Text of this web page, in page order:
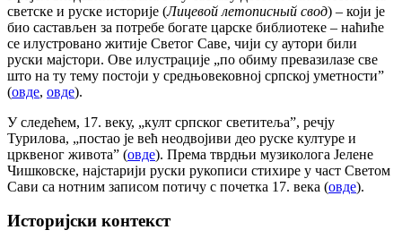
светске и руске историје (Лицевой летописный свод) – који је
био састављен за потребе богате царске библиотеке – наћиће
се илустровано житије Светог Саве, чији су аутори били
руски мајстори. Ове илустрације „по обиму превазилазе све
што на ту тему постоји у средњовековној српској уметности”
(овде, овде).
У следећем, 17. веку, „култ српског светитеља”, речју
Турилова, „постао је већ неодвојиви део руске културе и
црквеног живота” (овде). Према тврдњи музиколога Јелене
Чишковске, најстарији руски рукописи стихире у част Светом
Сави са нотним записом потичу с почетка 17. века (овде).
Историјски контекст